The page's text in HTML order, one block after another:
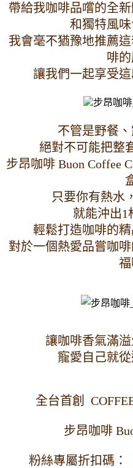
帶給我咖啡品嚐的全
和獨特風
我會毫不猶豫地推薦
啡
讓我們一起享受
不管是野餐
絕對不可能把整
步昂咖啡 Buon Coffee
只要你有熱水
就能沖出1
輕鬆打造咖啡的
對於一個熱愛品嘗咖
福
讓咖啡香氣滿
寵愛自己就
全台首創
步昂咖啡
粉絲專屬折扣碼：